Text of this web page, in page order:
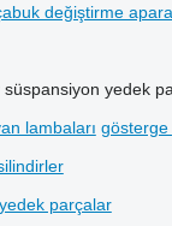
değiştirme
yedek
lambaları
parçalar